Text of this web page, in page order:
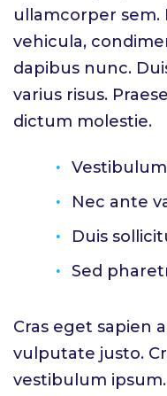
ullamcorper sem.
vehicula,
dapibus nunc.
varius risus.
dictum molestie.
Nec ante
Duis
Sed
Cras eget sapien
vulputate justo.
vestibulum